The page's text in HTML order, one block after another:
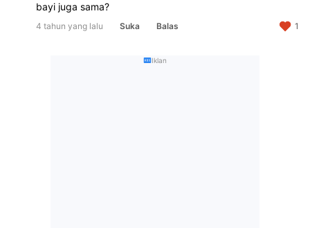
bayi juga sama?
4 tahun yang lalu Suka Balas 1
Iklan